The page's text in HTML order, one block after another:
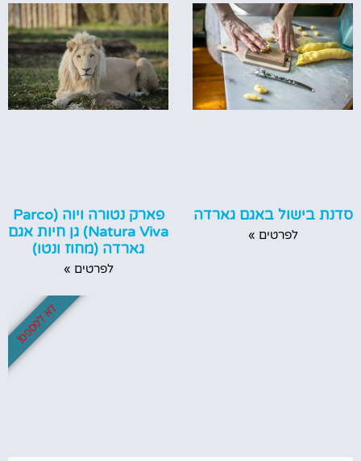
סדנת בישול באגם גארדה
לפרטים »
פארק נטורה ויוה (Parco
Natura Viva) גן חיות אגם
גארדה (מחוז ונטו)
לפרטים »
לא לפספס!